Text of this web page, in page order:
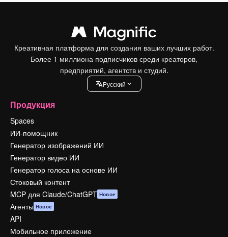
Креативная платформа для создания ваших лучших работ.
Более 1 миллиона подписчиков среди креаторов,
предприятий, агентств и студий.
Pусский
Продукция
Spaces
ИИ-помощник
Генератор изображений ИИ
Генератор видео ИИ
Генератор голоса на основе ИИ
Стоковый контент
MCP для Claude/ChatGPT Новое
Агенты Новое
API
Мобильное приложение